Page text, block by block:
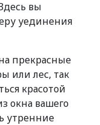
вы
уединения
прекрасные
или лес, так
красотой
окна вашего
утренние